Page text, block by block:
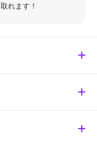
れます！